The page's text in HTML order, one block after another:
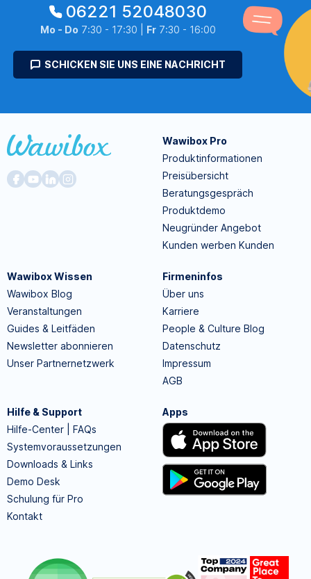
06221 52048030
Mo - Do 7:30 - 17:30 | Fr7:30 - 16:00
SCHICKEN SIE UNS EINE NACHRICHT
Wawibox Pro
Produktinformationen
Preisübersicht
Beratungsgespräch
Produktdemo
Neugründer Angebot
Kunden werben Kunden
Wawibox Wissen
Wawibox Blog
Veranstaltungen
Guides & Leitfäden
Newsletter abonnieren
Unser Partnernetzwerk
Firmeninfos
Über uns
Karriere
People & Culture Blog
Datenschutz
Impressum
AGB
Hilfe & Support
Hilfe-Center | FAQs
Systemvoraussetzungen
Downloads & Links
Demo Desk
Schulung für Pro
Kontakt
Apps